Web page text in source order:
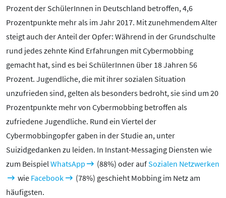
Prozent der SchülerInnen in Deutschland betroffen, 4,6
Prozentpunkte mehr als im Jahr 2017. Mit zunehmendem Alter
steigt auch der Anteil der Opfer: Während in der Grundschulte
rund jedes zehnte Kind Erfahrungen mit Cybermobbing
gemacht hat, sind es bei SchülerInnen über 18 Jahren 56
Prozent. Jugendliche, die mit ihrer sozialen Situation
unzufrieden sind, gelten als besonders bedroht, sie sind um 20
Prozentpunkte mehr von Cybermobbing betroffen als
zufriedene Jugendliche. Rund ein Viertel der
Cybermobbingopfer gaben in der Studie an, unter
Suizidgedanken zu leiden. In Instant-Messaging Diensten wie
zum BeispielWhatsApp (88%) oder aufSozialen Netzwerken
wie Facebook
(78%) geschieht Mobbing im Netz am
häufigsten.